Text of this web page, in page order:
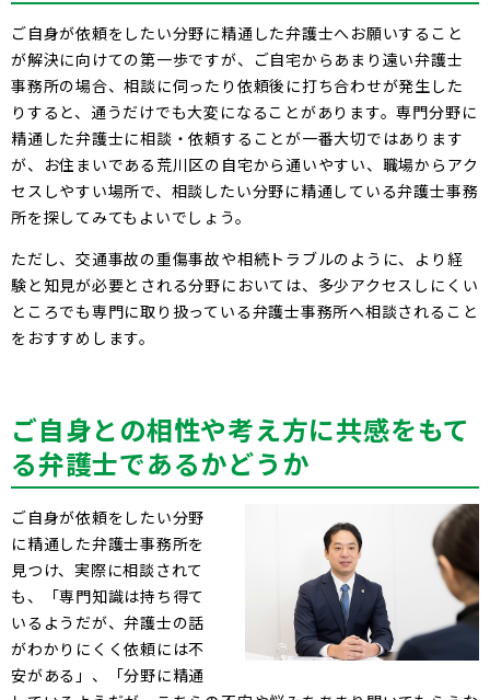
ご自身が依頼をしたい分野に精通した弁護士へお願いすること
が解決に向けての第一歩ですが、ご自宅からあまり遠い弁護士
事務所の場合、相談に伺ったり依頼後に打ち合わせが発生した
りすると、通うだけでも大変になることがあります。専門分野に
精通した弁護士に相談・依頼することが一番大切ではあります
が、お住まいである荒川区の自宅から通いやすい、職場からアク
セスしやすい場所で、相談したい分野に精通している弁護士事務
所を探してみてもよいでしょう。
ただし、交通事故の重傷事故や相続トラブルのように、より経
験と知見が必要とされる分野においては、多少アクセスしにくい
ところでも専門に取り扱っている弁護士事務所へ相談されること
をおすすめします。
ご自身との相性や考え方に共感をもて
る弁護士であるかどうか
ご自身が依頼をしたい分野
に精通した弁護士事務所を
見つけ、実際に相談されて
も、「専門知識は持ち得て
いるようだが、弁護士の話
がわかりにくく依頼には不
安がある」、「分野に精通